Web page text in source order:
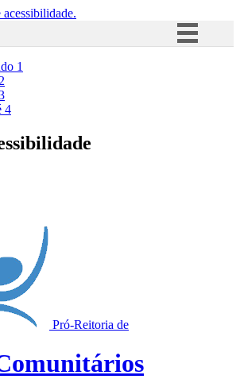
Acesso à informação
1
2
4
Pró-Reitoria de